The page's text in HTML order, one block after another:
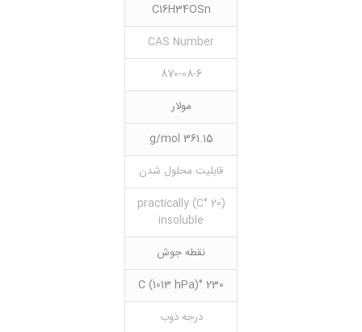
C16H34OSn
CAS Number
870-08-6
مولار
361.15 g/mol
قابلیت محلول شدن
(20 °C) practically
insoluble
نقطه جوش
230 °C (1013 hPa)
درجه ذوب